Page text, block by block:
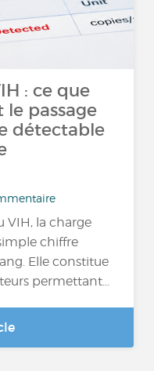
: ce que
passage
détectable
VIH, la charge
chiffre
Elle constitue
permettant…